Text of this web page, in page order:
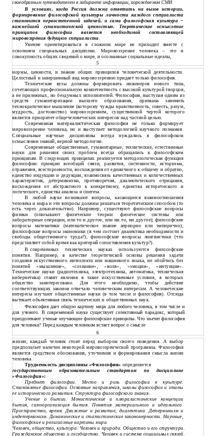
своеобразным путеводителем в лабиринте информации, порождаемом СМИ.
В
условиях, когда Россия должна ответить на вызов истории,
формирование философской культуры личности каждого специалиста
становится первостепенной задачей, а сама философская культура –
важнейшей гуманистической ценностью. Теоретическое осмысление
принципов философии является необходимой составляющей
мировоззрения будущего специалиста.
Умение ориентироваться в сложном мире не приходит вместе с
освоением специальных дисциплин. Мировоззрение человека – это и
совокупность общих сведений о мире, и осознанные социальные идеалы,
5
нормы, ценности, и знание общих принципов человеческой деятельности.
Целостный и завершенный вид мировоззрению придает только философия.
Технические вузы должны формировать инженеров нового типа,
сочетающих профессиональную компетентность с высокой культурой творцов,
а не прилежных, но бездумных исполнителей. Философия, выступая одним из
средств гуманитаризации высшего образования, призвана заменить
технократическое мышление (которому чужды нравственность, совесть, разум,
мудрость, достоинство) мировоззрением, существенной чертой которого
является приоритет общечеловеческих интересов над частной целью.
Современная материалистическая философия не только формирует
мировоззрение человека, но и выступает методологией научного познания.
Специальные научные дисциплины всегда нуждались в философском
осмыслении знаний, верной методологии.
Современные общественные, гуманитарные, технические, естественные
науки для решения своих проблем всегда обращались к философским
принципам. В следующих принципах реализуется методологическая функция
философии: принцип всеобщей связи, развития, системности, историзма,
отражения, всесторонности, восхождения от единичного к общему и обратно,
единство индукции и дедукции, взаимосвязь качественных и количественных
характеристик, детерминизма, противоречия, диалектического отрицания,
восхождения от абстрактного к конкретному, единства исторического и
логического, единства анализа и синтеза.
В
любой науке возникают вопросы, касающиеся взаимоотношения
человека и мира и эти вопросы должны решаться теоретическим способом (то
есть через доказательство). Например, существуют философские вопросы
физики (описывают физические теории: физические системы или
лабораторные операции, или то и другое, или ни то, ни другое); философские
вопросы математики (математическое знание априорно или эмпирично);
философские вопросы экономики (в чем состоит диалектика необходимости и
свободы общественного труда?); философские вопросы лингвистики (что
представляет собой время как критерий сопоставления культур?).
В современных технических науках используются философские
понятия. Например, в качестве теоретической основы решения задачи
создания искусственного интеллекта или машинного языка, не обойтись без
понятий «мышление», «сознание», «воля», «эмоции», «интуиция».
Технические науки (радиотехника, электротехника, автоматика, техническая
кибернетика) ставят явления в такие искусственные условия, в которых
общество заинтересовано. Для этого необходимо, чтобы действие
соответствующих законов отвечало человеческим интересам. А человеческие
интересы изучают общественные науки (в том числе и философия). Отсюда
вытекает объективная связь технических и общественных наук.
Философия дает общую картину мира для любого человека, в том числе и
для ученого. В современной науке существует селективный парадокс, который
преодолевают ученые изучающие философские принципы. Что значит философия
для человека? Перед каждым человеком встает вопрос о смысле
6
жизни; каждый человек стоит перед выбором своего поведения. А выбор
предполагает наличие некоторой мировоззренческой программы. Философия
является средством обоснования, уточнения и формирования смысла жизни
человека.
Трудоемкость дисциплины «Философия» определяется
государственным образовательным стандартом по дисциплине
«Философия»:
Предмет философии. Место и роль философии в культуре.
Становление философии. Основные направления, школы философии и этапы
ее исторического развития. Структура философского знания.
Учение о бытии. Монистические и плюралистические концепции
бытия, самоорганизация бытия. Понятия материального и идеального.
Пространство, время. Движение и развитие, диалектика. Детерминизм и
индетерминизм. Динамические и статистические закономерности. Научные,
философские и религиозные картины мира.
Человек, общество, культура. Человек и природа. Общество и его структура.
Гражданское общество и государство. Человек и системе социальных связей.